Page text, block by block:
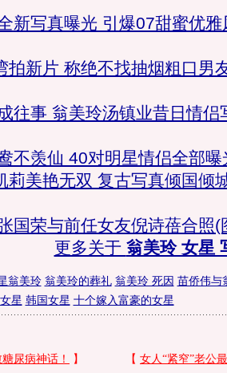
新写真曝光 引爆07甜蜜优雅
拍新片 称绝不找抽烟粗口男
往事 翁美玲汤镇业昔日情侣
不羡仙 40对明星情侣全部曝
莉美艳无双 复古写真倾国倾
国荣与前任女友倪诗蓓合照(
更多关于 翁美玲 女星
翁美玲 翁美玲的葬礼 翁美玲 死因 苗侨伟与
星 韩国女星 十个嫁入富豪的女星